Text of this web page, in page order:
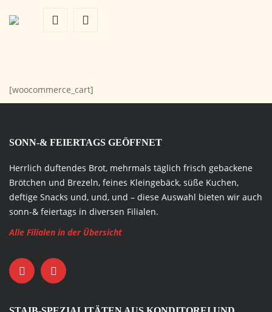
[woocommerce_cart]
SONN-& FEIERTAGS GEÖFFNET
Herrlich duftendes Brot, mehrmals täglich frisch gebackene
Brötchen und Brezeln, feines Kleingebäck, süße Kuchen,
deftige Snacks und, und, und – diese Auswahl bieten wir auch
sonn-& feiertags in diversen Filialen.
Alle Filialen in der Übersicht